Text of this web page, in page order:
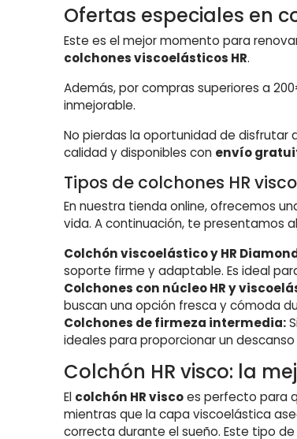
Ofertas especiales en
Este es el mejor momento para
colchones viscoelásticos HR.
Además, por compras superiores a
inmejorable.
No pierdas la oportunidad de disfrutar
calidad y disponibles con envío
Tipos de colchones HR
En nuestra tienda online, ofrecemos
vida. A continuación, te presentamos
Colchón viscoelástico y HR
soporte firme y adaptable. Es ideal
Colchones con núcleo HR y
buscan una opción fresca y cómoda
Colchones de firmeza intermedia:
ideales para proporcionar un
Colchón HR visco: la
El colchón HR viscoes perfecto para
mientras que la capa viscoelástica
correcta durante el sueño. Este tipo